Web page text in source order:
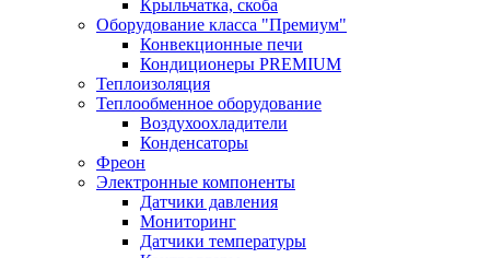
Крыльчатка, скоба
Оборудование класса "Премиум"
Конвекционные печи
Кондиционеры PREMIUM
Теплоизоляция
Теплообменное оборудование
Воздухоохладители
Конденсаторы
Фреон
Электронные компоненты
Датчики давления
Мониторинг
Датчики температуры